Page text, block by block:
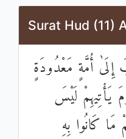
Surat Hud (11)
إِلَىٰ أُمَّةٍ مَعْدُودَةٍ
يَأْتِيهِمْ لَيْسَ
كَانُوا بِهِ